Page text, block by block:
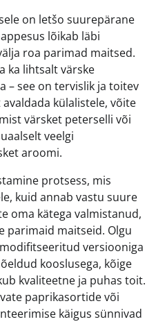
on letšo suurepärane
lõikab läbi
roa parimad maitsed.
ka lihtsalt värske
– see on tervislik ja toitev
külalistele, võite
värsket peterselli või
veelgi
aroomi.
protsess, mis
kuid annab vastu suure
oma kätega valmistanud,
parimaid maitseid. Olgu
versiooniga
kooslusega, kõige
kvaliteetne ja puhas toit.
paprikasortide või
käigus sünnivad